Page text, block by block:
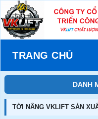
TRANG CHỦ
DANH
TỜI NÂNG VKLIFT SẢN